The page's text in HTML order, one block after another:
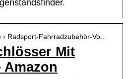
Radsport-Fahrradzubehör-Vo…
Mit
Amazon